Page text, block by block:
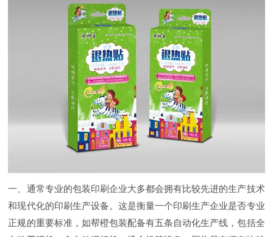
一、通常专业的包装印刷企业大多都会拥有比较先进的生产技术
和现代化的印刷生产设备。这是衡量一个印刷生产企业是否专业
正规的重要标准，如帮橙包装配备有五条自动化生产线，包括全